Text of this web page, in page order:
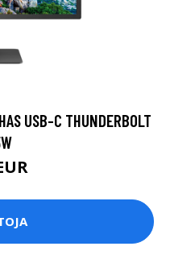
USB-C THUNDERBOLT